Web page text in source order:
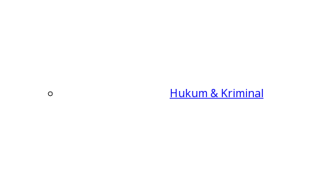
Hukum & Kriminal